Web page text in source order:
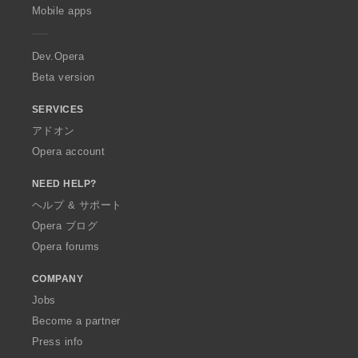
p
a
Mobile apps
Dev.Opera
Beta version
SERVICES
アドオン
Opera account
NEED HELP?
ヘルプ & サポート
Opera ブログ
Opera forums
COMPANY
Jobs
Become a partner
Press info